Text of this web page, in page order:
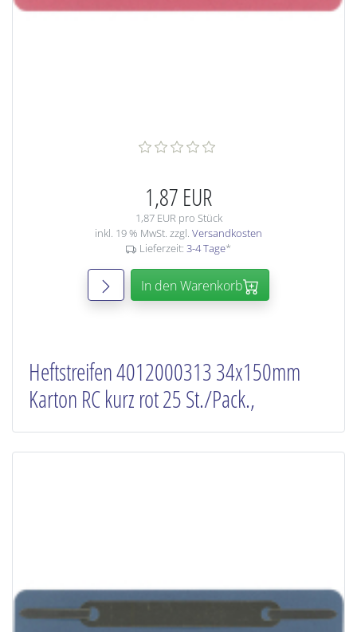
1,87 EUR
1,87 EUR pro Stück
inkl. 19 % MwSt. zzgl. Versandkosten
Lieferzeit: 3-4 Tage*
In den Warenkorb
Heftstreifen 4012000313 34x150mm
Karton RC kurz rot 25 St./Pack.,